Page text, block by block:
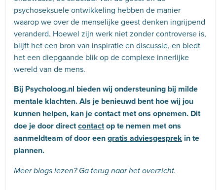
psychoseksuele ontwikkeling hebben de manier
waarop we over de menselijke geest denken ingrijpend
veranderd. Hoewel zijn werk niet zonder controverse is,
blijft het een bron van inspiratie en discussie, en biedt
het een diepgaande blik op de complexe innerlijke
wereld van de mens.
Bij Psycholoog.nl bieden wij ondersteuning bij milde
mentale klachten.Als je benieuwd bent hoe wij jou
kunnen helpen, kan je contact met ons opnemen. Dit
doe je door directcontactop te nemen met ons
aanmeldteam of door eengratis adviesgesprek in te
plannen.
Meer blogs lezen? Ga terug naar het overzicht.